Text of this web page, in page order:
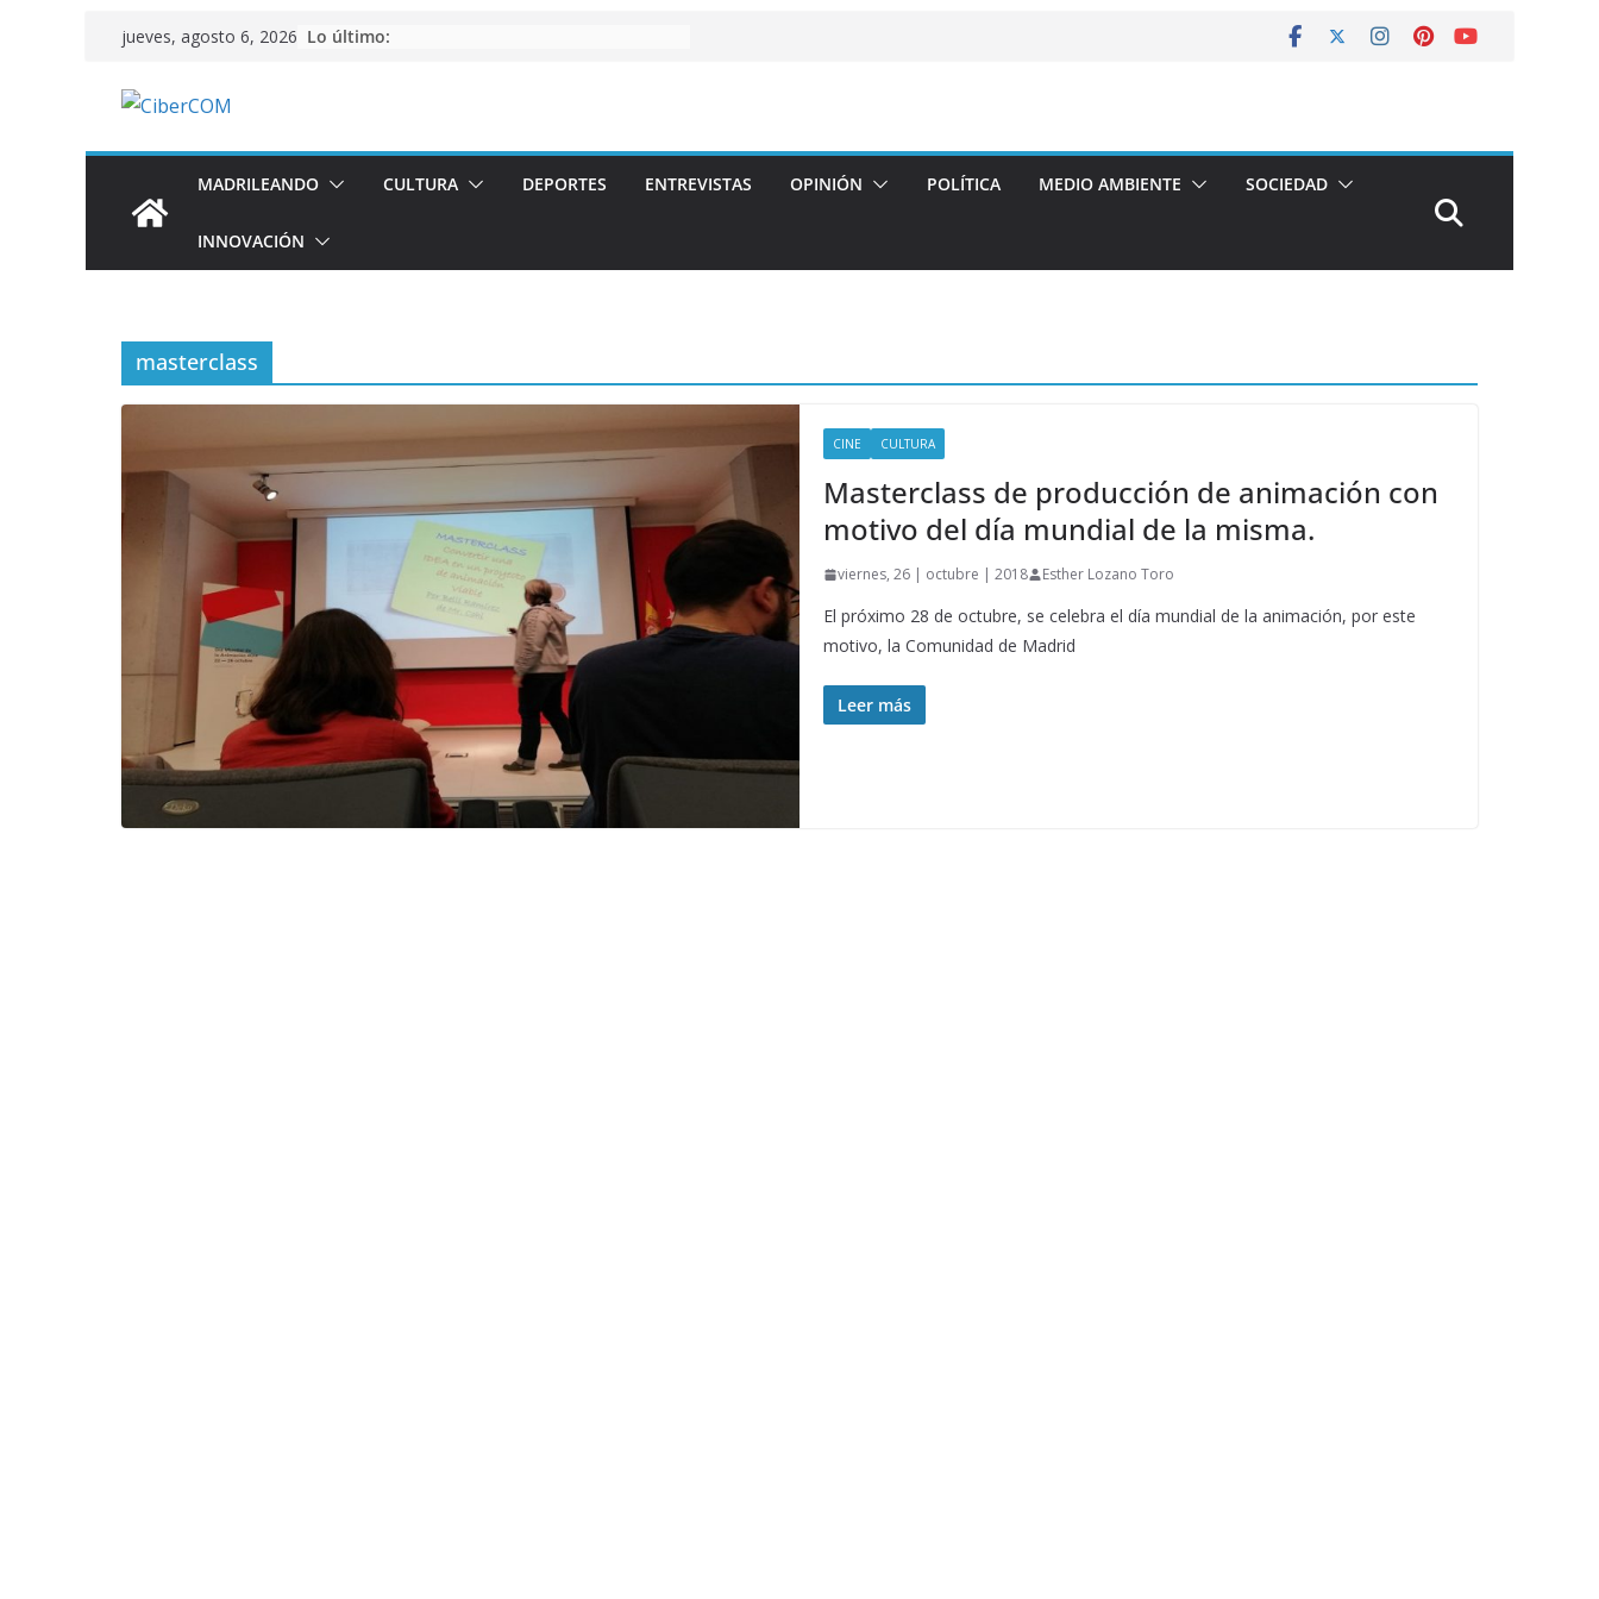
Saltar
contenido
jueves, agosto 6, 2026 Lo último:
MADRILEANDO CULTURA DEPORTES ENTREVISTAS OPINIÓN POLÍTICA MEDIO AMBIENTE SOCIEDAD
INNOVACIÓN
masterclass
CINE CULTURA
Masterclass de producción de animación con
motivo del día mundial de la misma.
viernes, 26 | octubre | 2018 Esther Lozano Toro
El próximo 28 de octubre, se celebra el día mundial de la animación, por este
motivo, la Comunidad de Madrid
Leer más